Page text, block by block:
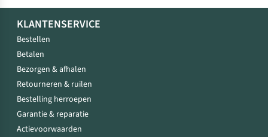
KLANTENSERVICE
Bestellen
Betalen
Bezorgen & afhalen
Retourneren & ruilen
Bestelling herroepen
Garantie & reparatie
Actievoorwaarden